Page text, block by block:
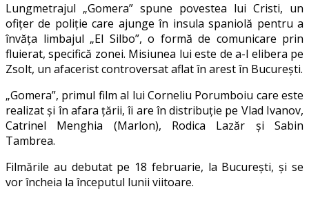
Lungmetrajul „Gomera” spune povestea lui Cristi, un
ofițer de poliție care ajunge în insula spaniolă pentru a
învăța limbajul „El Silbo”, o formă de comunicare prin
fluierat, specifică zonei. Misiunea lui este de a-l elibera pe
Zsolt, un afacerist controversat aflat în arest în București.
„Gomera”, primul film al lui Corneliu Porumboiu care este
realizat și în afara țării, îi are în distribuție pe Vlad Ivanov,
Catrinel Menghia (Marlon), Rodica Lazăr și Sabin
Tambrea.
Filmările au debutat pe 18 februarie, la București, și se
vor încheia la începutul lunii viitoare.